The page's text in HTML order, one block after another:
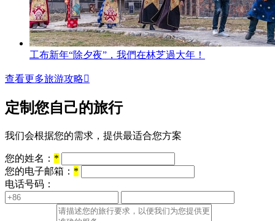
工布新年“除夕夜”，我們在林芝過大年！
查看更多旅游攻略
定制您自己的旅行
我们会根据您的需求，提供最适合您方案
您的姓名： *
您的电子邮箱： *
电话号码：